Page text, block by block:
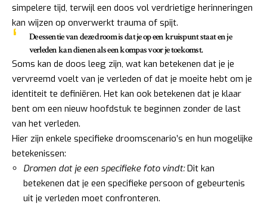
simpelere tijd, terwijl een doos vol verdrietige herinneringen
kan wijzen op onverwerkt trauma of spijt.
De essentie van deze droom is dat je op een kruispunt staat en je
verleden kan dienen als een kompas voor je toekomst.
Soms kan de doos leeg zijn, wat kan betekenen dat je je
vervreemd voelt van je verleden of dat je moeite hebt om je
identiteit te definiëren. Het kan ook betekenen dat je klaar
bent om een nieuw hoofdstuk te beginnen zonder de last
van het verleden.
Hier zijn enkele specifieke droomscenario’s en hun mogelijke
betekenissen:
Dromen dat je een specifieke foto vindt:Dit kan
betekenen dat je een specifieke persoon of gebeurtenis
uit je verleden moet confronteren.